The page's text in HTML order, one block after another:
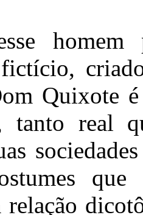
homem
fictício,
Quixote
tanto real
que
relação